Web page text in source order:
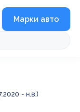
Марки авто
- н.в.)